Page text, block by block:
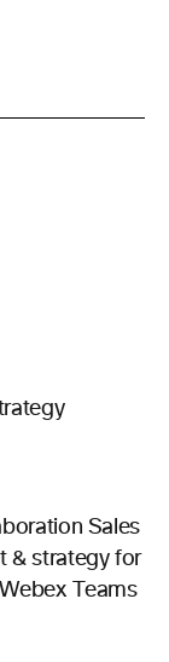
Sales
& strategy for
Teams